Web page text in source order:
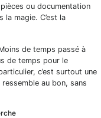
ou documentation
la magie. C’est la
de temps passé à
de temps pour le
c’est surtout une
au bon, sans